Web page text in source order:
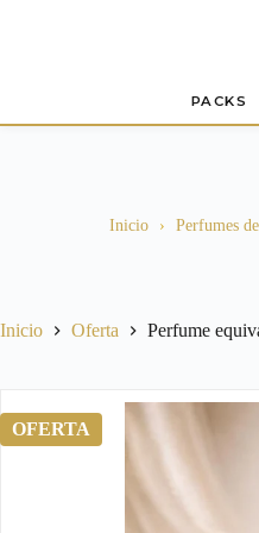
PACKS
Inicio › Perfumes
Inicio Oferta Perfume
OFERTA